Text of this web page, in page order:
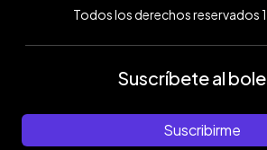
Todos los derechos reservados
Suscríbete al
Suscribirme